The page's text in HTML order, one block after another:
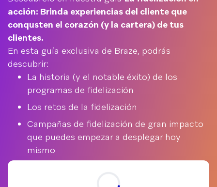
acción: Brinda experiencias del cliente que
conqusten el corazón (y la cartera) de tus
clientes.
En esta guía exclusiva de Braze, podrás
descubrir:
La historia (y el notable éxito) de los
programas de fidelización
Los retos de la fidelización
Campañas de fidelización de gran impacto
que puedes empezar a desplegar hoy
mismo